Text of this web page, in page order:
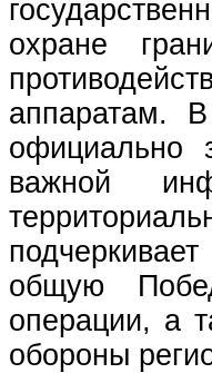
охране
аппаратам.
официально
важной
общую
операции, а
обороны